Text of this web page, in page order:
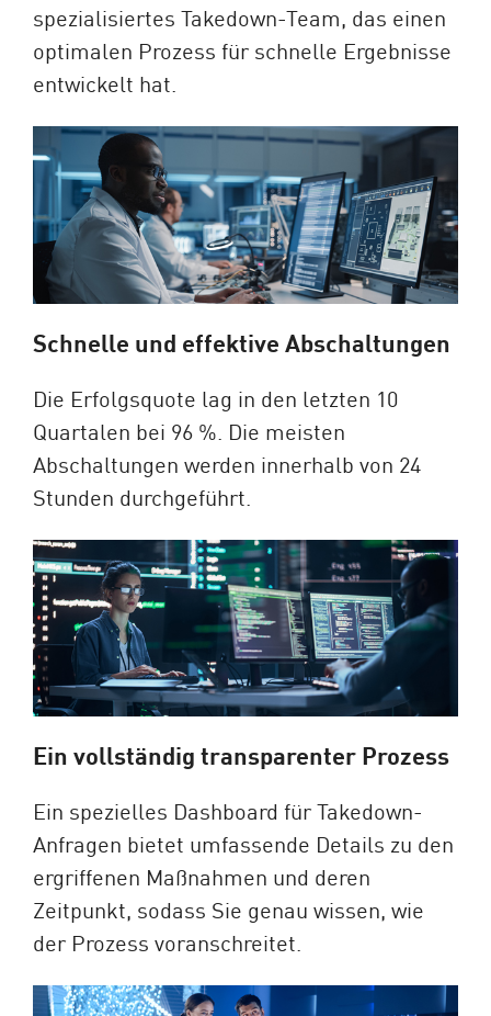
spezialisiertes Takedown-Team, das einen
optimalen Prozess für schnelle Ergebnisse
entwickelt hat.
Schnelle und effektive Abschaltungen
Die Erfolgsquote lag in den letzten 10
Quartalen bei 96 %. Die meisten
Abschaltungen werden innerhalb von 24
Stunden durchgeführt.
Ein vollständig transparenter Prozess
Ein spezielles Dashboard für Takedown-
Anfragen bietet umfassende Details zu den
ergriffenen Maßnahmen und deren
Zeitpunkt, sodass Sie genau wissen, wie
der Prozess voranschreitet.